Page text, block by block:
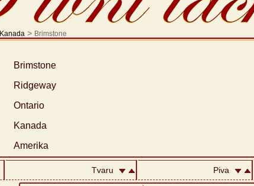
Kanada> Brimstone
Brimstone
Ridgeway
Ontario
Kanada
Amerika
Tvaru Piva